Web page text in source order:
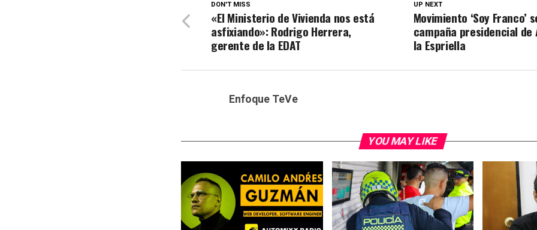
UP NEXT
Movimiento ‘Soy Franco’
campaña presidencial de
la Espriella
DON'T MISS
«El Ministerio de Vivienda nos está
asfixiando»: Rodrigo Herrera,
gerente de la EDAT
Enfoque TeVe
YOU MAY LIKE